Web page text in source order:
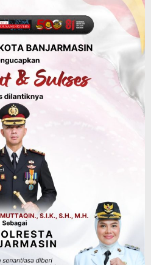
Satwa, Jelajah
Saleh
Jalani
Ditempa
ke-81 RI
LH Kunjungi
Paparkan
Wilayah